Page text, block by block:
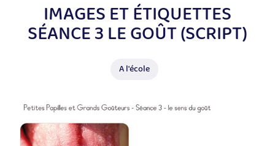
IMAGES ET ÉTIQUETTES
SÉANCE 3 LE GOÛT (SCRIPT)
A l'école